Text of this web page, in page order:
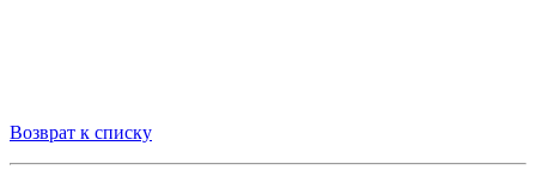
Возврат к списку